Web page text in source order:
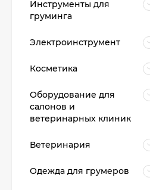
Инструменты для
груминга
Электроинструмент
Косметика
Оборудование для
салонов и
ветеринарных клиник
Ветеринария
Одежда для грумеров